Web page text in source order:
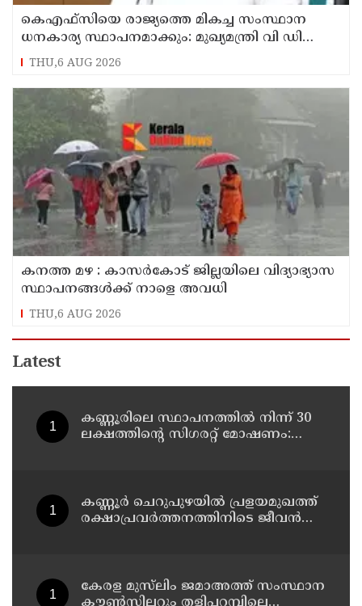
കെഎഫ്‌സിയെ രാജ്യത്തെ മികച്ച സംസ്ഥാന
ധനകാര്യ സ്ഥാപനമാക്കും: മുഖ്യമന്ത്രി വി ഡി
സതീശൻ
THU,6 AUG 2026
കനത്ത മഴ : കാസർകോട് ജില്ലയിലെ വിദ്യാഭ്യാസ
സ്ഥാപനങ്ങൾക്ക് നാളെ അവധി
THU,6 AUG 2026
Latest
കണ്ണൂരിലെ സ്ഥാപനത്തിൽ നിന്ന് 30
ലക്ഷത്തിന്റെ സിഗരറ്റ് മോഷണം:
കണ്ണൂർ ചെറുപുഴയിൽ പ്രളയമുഖത്ത്
രക്ഷാപ്രവർത്തനത്തിനിടെ ജീവൻ
കേരള മുസ്‌ലിം ജമാഅത്ത് സംസ്ഥാന
കൗൺസിലറും തളിപ്പറമ്പിലെ